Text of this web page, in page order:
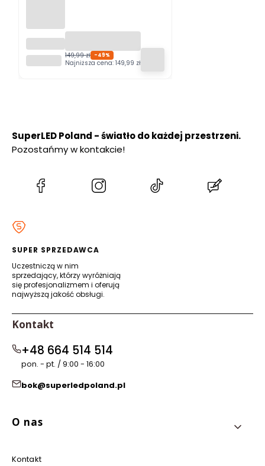
ogrodo
wa
149,99 zł -49%
Najniższa cena: 149,99 zł
SuperLED Poland - światło do każdej przestrzeni.
Pozostańmy w kontakcie!
(Otwiera
(Otwiera
(Otwiera
SUPER SPRZEDAWCA
Uczestniczą w nim
sprzedający, którzy wyróżniają
się profesjonalizmem i oferują
najwyższą jakość obsługi.
Kontakt
+48 664 514 514
pon. - pt. / 9:00 - 16:00
bok@superledpoland.pl
Linki w stopce
O nas
Kontakt